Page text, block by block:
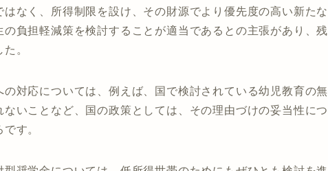
なく、所得制限を設け、その財源でより優先度の高い新たな
負担軽減策を検討することが適当であるとの主張があり、残
。
対応については、例えば、国で検討されている幼児教育の無
いことなど、国の政策としては、その理由づけの妥当性につ
す。